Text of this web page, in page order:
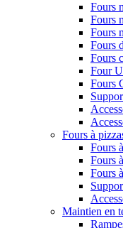
Fours
Fours
Fours
Fours
Fours
Four
Fours
Fours à
Fours
Fours
Fours
Maintien en